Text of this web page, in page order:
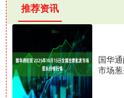
推荐资讯
国华
市场